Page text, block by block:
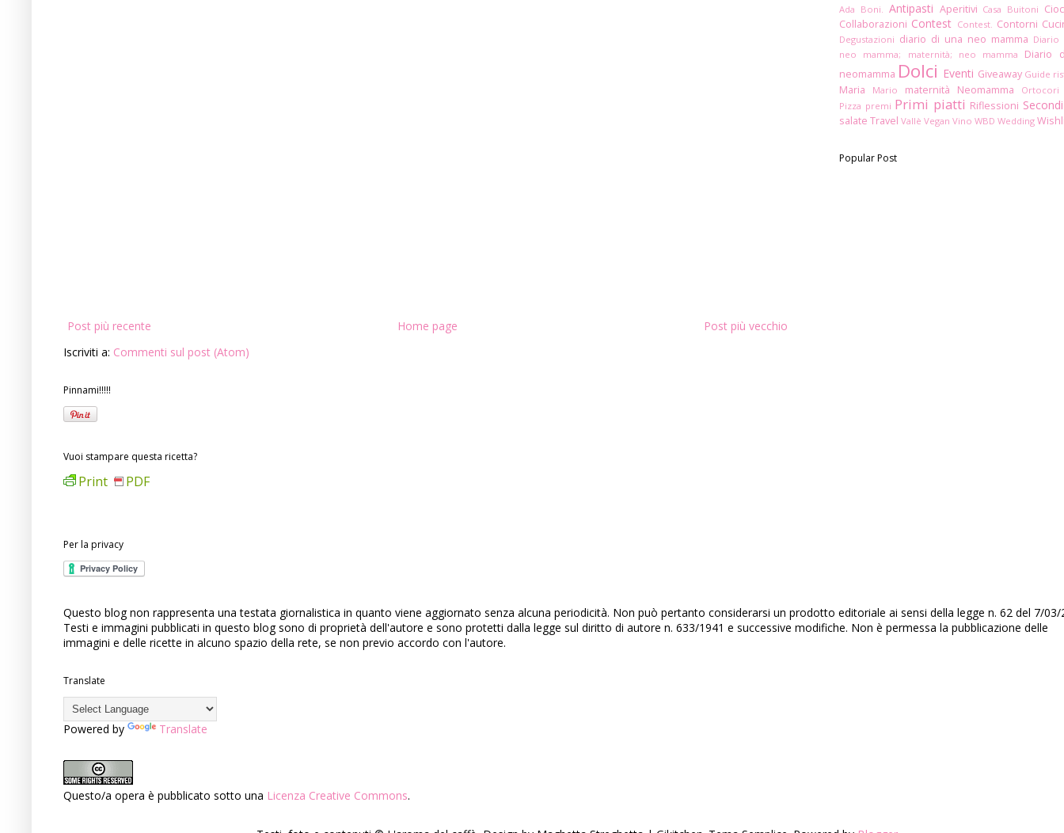
Post più recente Post più vecchio
Home page
Iscriviti a: Commenti sul post (Atom)
Pinnami!!!!!
Vuoi stampare questa ricetta?
Print PDF
Ada Boni. Antipasti Aperitivi Casa Buitoni
Collaborazioni Contest Contest. Contorni
Degustazioni diario di una neo mamma Diario
neo mamma; maternità; neo mamma
Diario
neomamma Dolci Eventi Giveaway Guide
Maria Mario maternità Neomamma
Ortocori
Pizza premi Primi piatti Riflessioni Secondi
salate Travel Vallè Vegan Vino WBD Wedding
Popular Post
Per la privacy
Questo blog non rappresenta una testata giornalistica in quanto viene aggiornato senza alcuna periodicità. Non può pertanto considerarsi un prodotto editoriale ai sensi della legge n. 62 del 7/03/
Testi e immagini pubblicati in questo blog sono di proprietà dell'autore e sono protetti dalla legge sul diritto di autore n. 633/1941 e successive modifiche. Non è permessa la pubblicazione delle
immagini e delle ricette in alcuno spazio della rete, se non previo accordo con l'autore.
Translate
Powered by Translate
Questo/a opera è pubblicato sotto una Licenza Creative Commons.